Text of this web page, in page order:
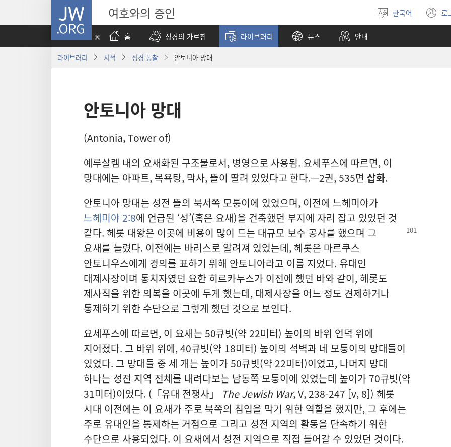
JW.ORG 여호와의 증인
언어
선택
한국어 로
(
창
홈
성경의 가르침 라이브러리 뉴스 안내
라이브러리 서적 성경 통찰 안토니아 망대
안토니아 망대
(Antonia, Tower of)
예루살렘 내의 요새화된 구조물로서, 병영으로 사용됨. 요세푸스에 따르면, 이
망대에는 아파트, 목욕탕, 막사, 뜰이 딸려 있었다고 한다.—2권, 535면 삽화.
안토니아 망대는 성전 뜰의 북서쪽 모퉁이에 있었으며, 이전에 느헤미야가
느헤미야 2:8에 언급된 ‘성’(혹은 요새)을 건축했던 부지에 자리 잡고 있었던 것
같다. 헤롯 대왕은 이곳에 비용이 많이 드는 대규모 보수 공사를 했으며 그
요새를 늘렸다. 이전에는 바리스로 알려져 있었는데, 헤롯은 마르쿠스
안토니우스에게 경의를 표하기 위해 안토니아라고 이름 지었다. 유대인
대제사장이며 통치자였던 요한 히르카누스가 이전에 했던 바와 같이, 헤롯도
제사직을 위한 의복을 이곳에 두게 했는데, 대제사장을 어느 정도 견제하거나
통제하기 위한 수단으로 그렇게 했던 것으로 보인다.
요세푸스에 따르면, 이 요새는 50큐빗(약 22미터) 높이의 바위 언덕 위에
지어졌다. 그 바위 위에, 40큐빗(약 18미터) 높이의 석벽과 네 모퉁이의 망대들이
있었다. 그 망대들 중 세 개는 높이가 50큐빗(약 22미터)이었고, 나머지 망대
하나는 성전 지역 전체를 내려다보는 남동쪽 모퉁이에 있었는데 높이가 70큐빗(약
31미터)이었다. (「유대 전쟁사」
The Jewish War, V, 238-247 [v, 8]) 헤롯
시대 이전에는 이 요새가 주로 북쪽의 침입을 막기 위한 역할을 했지만, 그 후에는
주로 유대인을 통제하는 거점으로 그리고 성전 지역의 활동을 단속하기 위한
수단으로 사용되었다. 이 요새에서 성전 지역으로 직접 들어갈 수 있었던 것이다.